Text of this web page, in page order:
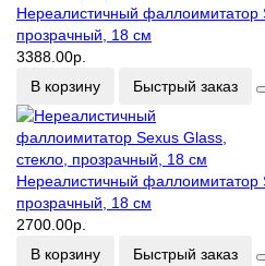
Нереалистичный фаллоимитатор
прозрачный, 18 см
3388.00р.
В корзину
Быстрый заказ
Нереалистичный фаллоимитатор
прозрачный, 18 см
2700.00р.
В корзину
Быстрый заказ